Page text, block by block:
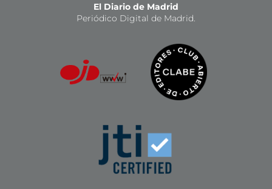
El Diario de Madrid
Periódico Digital de Madrid.